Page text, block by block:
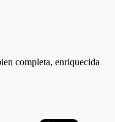
completa, enriquecida